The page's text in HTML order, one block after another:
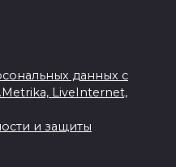
данных с
LiveInternet,
и защиты